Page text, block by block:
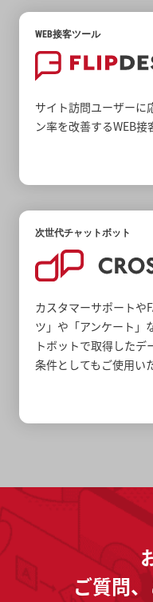
WEB接客ツール
サイト訪問ユーザーに
ン率を改善するWEB接
次世代チャットボット
カスタマーサポートや
ツ」や「アンケート」
トボットで取得した
条件としてもご使用い
ご質問